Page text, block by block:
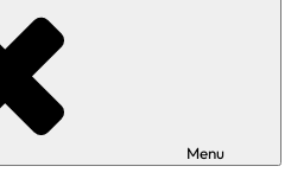
Menu